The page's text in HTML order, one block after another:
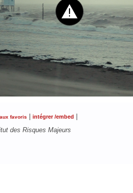
favoris | intégrer /embed |
des Risques Majeurs